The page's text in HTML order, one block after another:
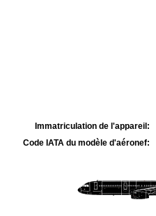
Immatriculation de l'appareil:
Code IATA du modèle d'aéronef: